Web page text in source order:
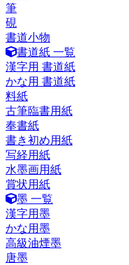
筆
硯
書道小物
書道紙 一覧
漢字用 書道紙
かな用 書道紙
料紙
古筆臨書用紙
奉書紙
書き初め用紙
写経用紙
水墨画用紙
賞状用紙
墨 一覧
漢字用墨
かな用墨
高級油煙墨
唐墨